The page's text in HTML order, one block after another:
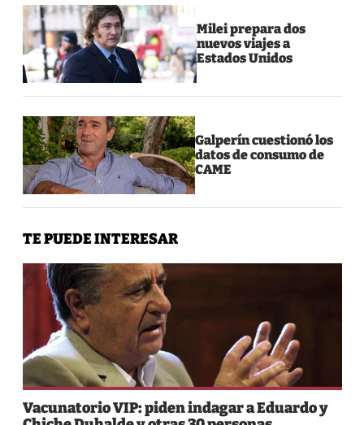
Milei prepara dos
nuevos viajes a
Estados Unidos
Galperín cuestionó los
datos de consumo de
CAME
TE PUEDE INTERESAR
Vacunatorio VIP: piden indagar a Eduardo y